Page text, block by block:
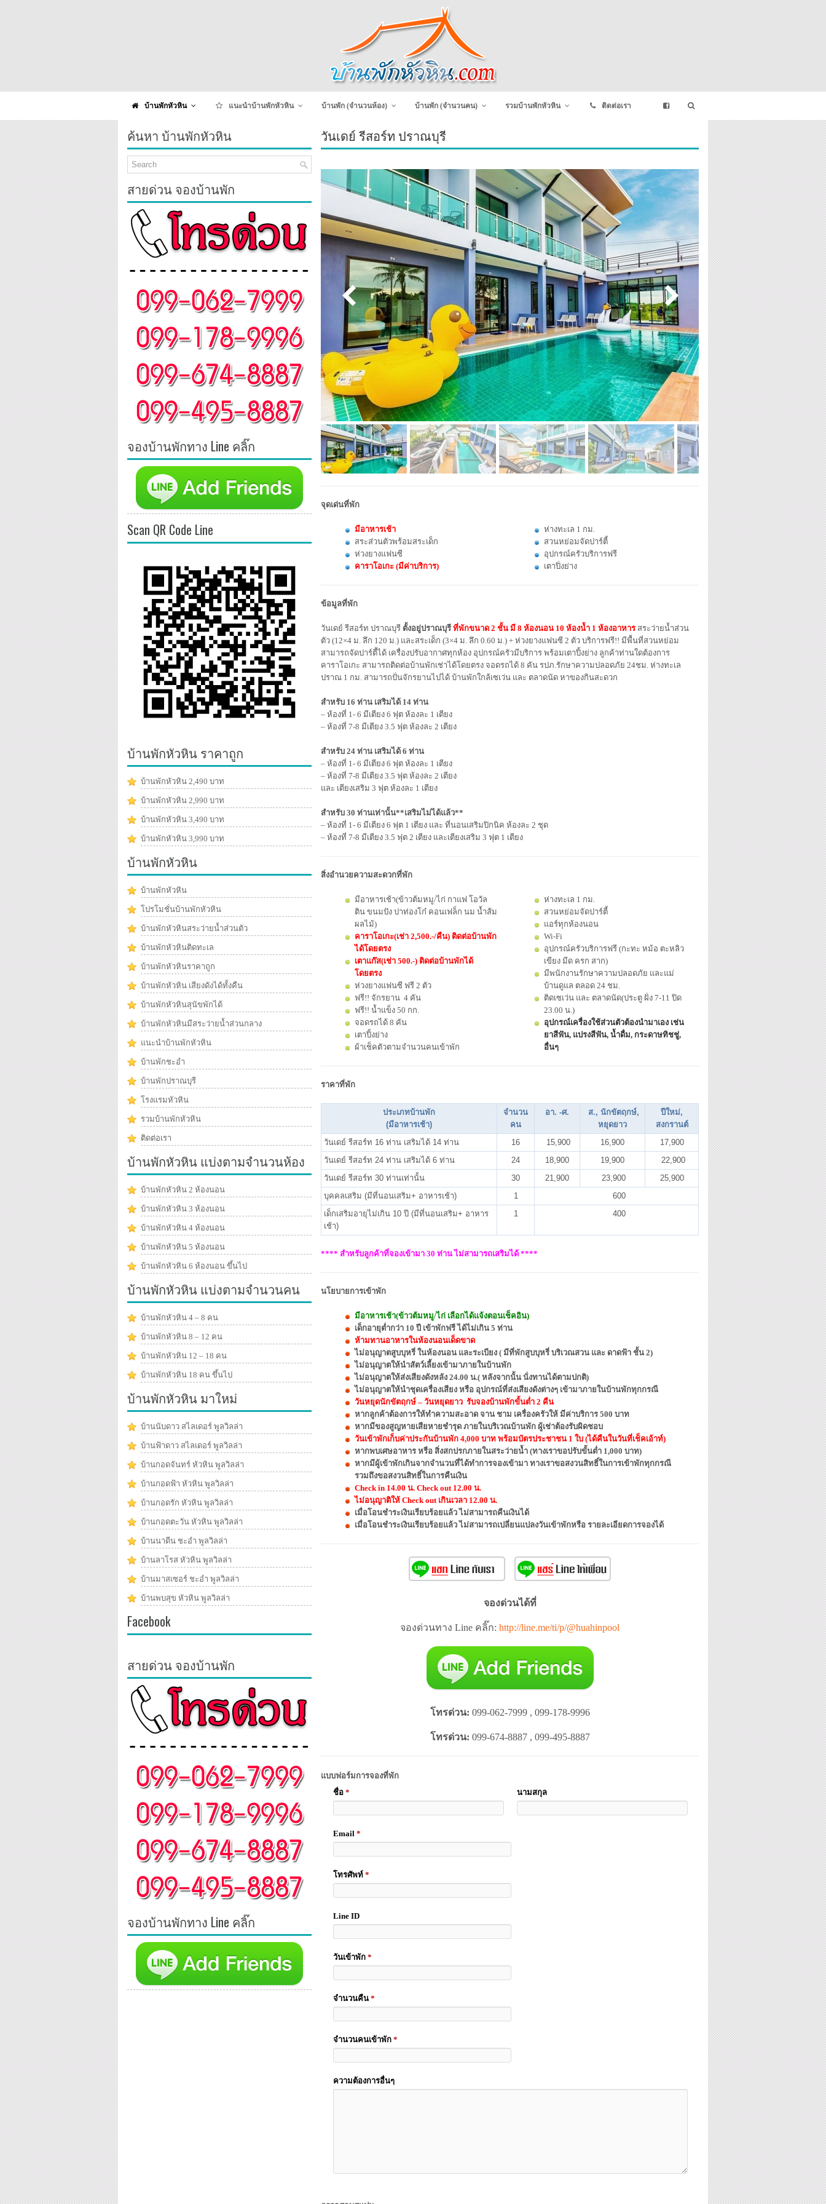
บ้านพักหัวหิน แนะนำบ้านพักหัวหิน บ้านพัก (จำนวนห้อง) บ้านพัก (จำนวนคน) รวมบ้านพักหัวหิน ติดต่อเรา
วันเดย์ รีสอร์ท ปราณบุรี
จุดเด่นที่พัก
มีอาหารเช้า
สระส่วนตัวพร้อมสระเด็ก
ห่วงยางแฟนซี
คาราโอเกะ (มีค่าบริการ)
ห่างทะเล 1 กม.
สวนหย่อมจัดปาร์ตี้
อุปกรณ์ครัวบริการฟรี
เตาปิ่งย่าง
ข้อมูลที่พัก
วันเดย์ รีสอร์ท ปราณบุรี ตั้งอยู่ปราณบุรี ที่พักขนาด 2 ชั้น มี 8 ห้องนอน 10 ห้องน้ำ 1 ห้องอาหาร สระว่ายน้ำส่วน
ตัว (12×4 ม. ลึก 120 ม.) และสระเด็ก (3×4 ม. ลึก 0.60 ม.) + ห่วงยางแฟนซี 2 ตัว บริการฟรี!! มีพื้นที่สวนหย่อม
สามารถจัดปาร์ตี้ได้ เครื่องปรับอากาศทุกห้อง อุปกรณ์ครัวมีบริการ พร้อมเตาปิ้งย่าง ลูกค้าท่านใดต้องการ
คาราโอเกะ สามารถติดต่อบ้านพักเช่าได้โดยตรง จอดรถได้ 8 คัน รปภ.รักษาความปลอดภัย 24ชม. ห่างทะเล
ปราณ 1 กม. สามารถปั่นจักรยานไปได้ บ้านพักใกล้เซเว่น และ ตลาดนัด หาของกินสะดวก
สำหรับ 16 ท่าน เสริมได้ 14 ท่าน
– ห้องที่ 1- 6 มีเตียง 6 ฟุต ห้องละ 1 เตียง
– ห้องที่ 7-8 มีเตียง 3.5 ฟุต ห้องละ 2 เตียง
สำหรับ 24 ท่าน เสริมได้ 6 ท่าน
– ห้องที่ 1- 6 มีเตียง 6 ฟุต ห้องละ 1 เตียง
– ห้องที่ 7-8 มีเตียง 3.5 ฟุต ห้องละ 2 เตียง
และ เตียงเสริม 3 ฟุต ห้องละ 1 เตียง
สำหรับ 30 ท่านเท่านั้น**เสริมไม่ได้แล้ว**
– ห้องที่ 1- 6 มีเตียง 6 ฟุต 1 เตียง และ ที่นอนเสริมปิกนิค ห้องละ 2 ชุด
– ห้องที่ 7-8 มีเตียง 3.5 ฟุต 2 เตียง และเตียงเสริม 3 ฟุต 1 เตียง
สิ่งอำนวยความสะดวกที่พัก
มีอาหารเช้า(ข้าวต้มหมู/ไก่ กาแฟ โอวัล
ติน ขนมปัง ปาท่องโก๋ คอนเฟล็ก นม น้ำส้ม
ผลไม้)
คาราโอเกะ(เช่า 2,500.-/คืน) ติดต่อบ้านพัก
ได้โดยตรง
เตาแก๊ส(เช่า 500.-) ติดต่อบ้านพักได้
โดยตรง
ห่วงยางแฟนซี ฟรี 2 ตัว
ฟรี!! จักรยาน 4 คัน
ฟรี!! น้ำแข็ง 50 กก.
จอดรถได้ 8 คัน
เตาปิ้งย่าง
ผ้าเช็คตัวตามจำนวนคนเข้าพัก
ห่างทะเล 1 กม.
สวนหย่อมจัดปาร์ตี้
แอร์ทุกห้องนอน
Wi-Fi
อุปกรณ์ครัวบริการฟรี (กะทะ หม้อ ตะหลิว
เขียง มีด ครก สาก)
มีพนักงานรักษาความปลอดภัย และแม่
บ้านดูแล ตลอด 24 ชม.
ติดเซเว่น และ ตลาดนัด(ประตู ฝั่ง 7-11 ปิด
23.00 น.)
อุปกรณ์เครื่องใช้ส่วนตัวต้องนำมาเอง เช่น
ยาสีฟัน, แปรงสีฟัน, น้ำดื่ม, กระดาษทิชชู่,
อื่นๆ
ราคาที่พัก
ประเภทบ้านพัก
(มีอาหารเช้า)
จำนวน
คน
อา. -ศ.
ส., นักขัตฤกษ์,
หยุดยาว
ปีใหม่,
สงกรานต์
วันเดย์ รีสอร์ท 16 ท่าน เสริมได้ 14 ท่าน
16 15,900 16,900
17,900
วันเดย์ รีสอร์ท 24 ท่าน เสริมได้ 6 ท่าน
24 18,900 19,900
22,900
วันเดย์ รีสอร์ท 30 ท่านเท่านั้น
30 21,900 23,900
25,900
บุคคลเสริม (มีที่นอนเสริม+ อาหารเช้า)
1
600
เด็กเสริมอายุไม่เกิน 10 ปี (มีที่นอนเสริม+ อาหาร
เช้า)
1 400
**** สำหรับลูกค้าที่จองเข้ามา 30 ท่าน ไม่สามารถเสริมได้ ****
นโยบายการเข้าพัก
มีอาหารเช้า(ข้าวต้มหมู/ไก่ เลือกได้แจ้งตอนเช็คอิน)
เด็กอายุต่ำกว่า 10 ปี เข้าพักฟรี ได้ไม่เกิน 5 ท่าน
ห้ามทานอาหารในห้องนอนเด็ดขาด
ไม่อนุญาตสูบบุหรี่ ในห้องนอน และระเบียง ( มีที่พักสูบบุหรี่ บริเวณสวน และ ดาดฟ้า ชั้น 2)
ไม่อนุญาตให้นำสัตว์เลี้ยงเข้ามาภายในบ้านพัก
ไม่อนุญาตให้ส่งเสียงดังหลัง 24.00 น.( หลังจากนั้น นั่งทานได้ตามปกติ)
ไม่อนุญาตให้นำชุดเครื่องเสียง หรือ อุปกรณ์ที่ส่งเสียงดังต่างๆ เข้ามาภายในบ้านพักทุกกรณี
วันหยุดนักขัตฤกษ์ – วันหยุดยาว รับจองบ้านพักขั้นต่ำ 2 คืน
หากลูกค้าต้องการให้ทำความสะอาด จาน ชาม เครื่องครัวให้ มีค่าบริการ 500 บาท
หากมีของสูญหายเสียหายชำรุด ภายในบริเวณบ้านพัก ผู้เช่าต้องรับผิดชอบ
วันเข้าพักเก็บค่าประกันบ้านพัก 4,000 บาท พร้อมบัตรประชาชน 1 ใบ (ได้คืนในวันที่เช็คเอ้าท์)
หากพบเศษอาหาร หรือ สิ่งสกปรกภายในสระว่ายน้ำ (ทางเราขอปรับขั้นต่ำ 1,000 บาท)
หากมีผู้เข้าพักเกินจากจำนวนที่ได้ทำการจองเข้ามา ทางเราขอสงวนสิทธิ์ในการเข้าพักทุกกรณี
รวมถึงขอสงวนสิทธิ์ในการคืนเงิน
Check in 14.00 น. Check out 12.00 น.
ไม่อนุญาติให้ Check out เกินเวลา 12.00 น.
เมื่อโอนชำระเงินเรียบร้อยแล้ว ไม่สามารถคืนเงินได้
เมื่อโอนชำระเงินเรียบร้อยแล้ว ไม่สามารถเปลี่ยนแปลงวันเข้าพักหรือ รายละเอียดการจองได้
จองด่วนได้ที่
จองด่วนทาง Line คลิ๊ก: http://line.me/ti/p/@huahinpool
โทรด่วน: 099-062-7999 , 099-178-9996
โทรด่วน: 099-674-8887 , 099-495-8887
แบบฟอร์มการจองที่พัก
ชื่อ * นามสกุล
Email *
โทรศัพท์ *
Line ID
วันเข้าพัก *
จำนวนคืน *
จำนวนคนเข้าพัก *
ความต้องการอื่นๆ
ค้นหา บ้านพักหัวหิน
สายด่วน จองบ้านพัก
จองบ้านพักทาง Line คลิ๊ก
Scan QR Code Line
บ้านพักหัวหิน ราคาถูก
บ้านพักหัวหิน 2,490 บาท
บ้านพักหัวหิน 2,990 บาท
บ้านพักหัวหิน 3,490 บาท
บ้านพักหัวหิน 3,990 บาท
บ้านพักหัวหิน
บ้านพักหัวหิน
โปรโมชั่นบ้านพักหัวหิน
บ้านพักหัวหินสระว่ายน้ำส่วนตัว
บ้านพักหัวหินติดทะเล
บ้านพักหัวหินราคาถูก
บ้านพักหัวหิน เสียงดังได้ทั้งคืน
บ้านพักหัวหินสุนัขพักได้
บ้านพักหัวหินมีสระว่ายน้ำส่วนกลาง
แนะนำบ้านพักหัวหิน
บ้านพักชะอำ
บ้านพักปราณบุรี
โรงแรมหัวหิน
รวมบ้านพักหัวหิน
ติดต่อเรา
บ้านพักหัวหิน แบ่งตามจำนวนห้อง
บ้านพักหัวหิน 2 ห้องนอน
บ้านพักหัวหิน 3 ห้องนอน
บ้านพักหัวหิน 4 ห้องนอน
บ้านพักหัวหิน 5 ห้องนอน
บ้านพักหัวหิน 6 ห้องนอน ขึ้นไป
บ้านพักหัวหิน แบ่งตามจำนวนคน
บ้านพักหัวหิน 4 – 8 คน
บ้านพักหัวหิน 8 – 12 คน
บ้านพักหัวหิน 12 – 18 คน
บ้านพักหัวหิน 18 คน ขึ้นไป
บ้านพักหัวหิน มาใหม่
บ้านนับดาว สไลเดอร์ พูลวิลล่า
บ้านฟ้าดาว สไลเดอร์ พูลวิลล่า
บ้านกอดจันทร์ หัวหิน พูลวิลล่า
บ้านกอดฟ้า หัวหิน พูลวิลล่า
บ้านกอดรัก หัวหิน พูลวิลล่า
บ้านกอดตะวัน หัวหิน พูลวิลล่า
บ้านนาดีน ชะอำ พูลวิลล่า
บ้านลาโรส หัวหิน พูลวิลล่า
บ้านมาสเซอร์ ชะอำ พูลวิลล่า
บ้านพบสุข หัวหิน พูลวิลล่า
Facebook
สายด่วน จองบ้านพัก
จองบ้านพักทาง Line คลิ๊ก